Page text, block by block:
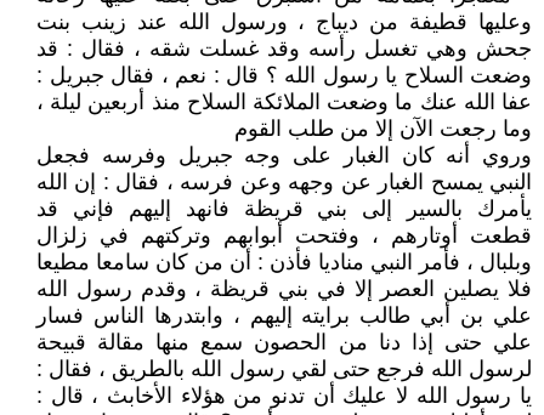
وعليها قطيفة من ديباج ، ورسول الله عند زينب بنت
جحش وهي تغسل رأسه وقد غسلت شقه ، فقال : قد
وضعت السلاح يا رسول الله ؟ قال : نعم ، فقال جبريل :
عفا الله عنك ما وضعت الملائكة السلاح منذ أربعين ليلة ،
وما رجعت الآن إلا من طلب القوم
وروي أنه كان الغبار على وجه جبريل وفرسه فجعل
النبي يمسح الغبار عن وجهه وعن فرسه ، فقال : إن الله
يأمرك بالسير إلى بني قريظة فانهد إليهم فإني قد
قطعت أوتارهم ، وفتحت أبوابهم وتركتهم في زلزال
وبلبال ، فأمر النبي مناديا فأذن : أن من كان سامعا مطيعا
فلا يصلين العصر إلا في بني قريظة ، وقدم رسول الله
علي بن أبي طالب برايته إليهم ، وابتدرها الناس فسار
علي حتى إذا دنا من الحصون سمع منها مقالة قبيحة
لرسول الله فرجع حتى لقي رسول الله بالطريق ، فقال :
يا رسول الله لا عليك أن تدنو من هؤلاء الأخابث ، قال :